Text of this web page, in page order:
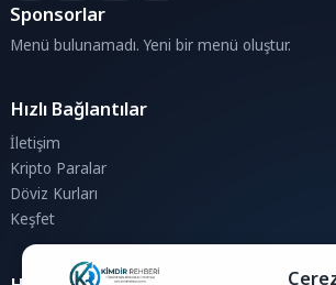
Sponsorlar
Menü bulunamadı. Yeni bir menü oluştur.
Hızlı Bağlantılar
İletişim
Kripto Paralar
Döviz Kurları
Keşfet